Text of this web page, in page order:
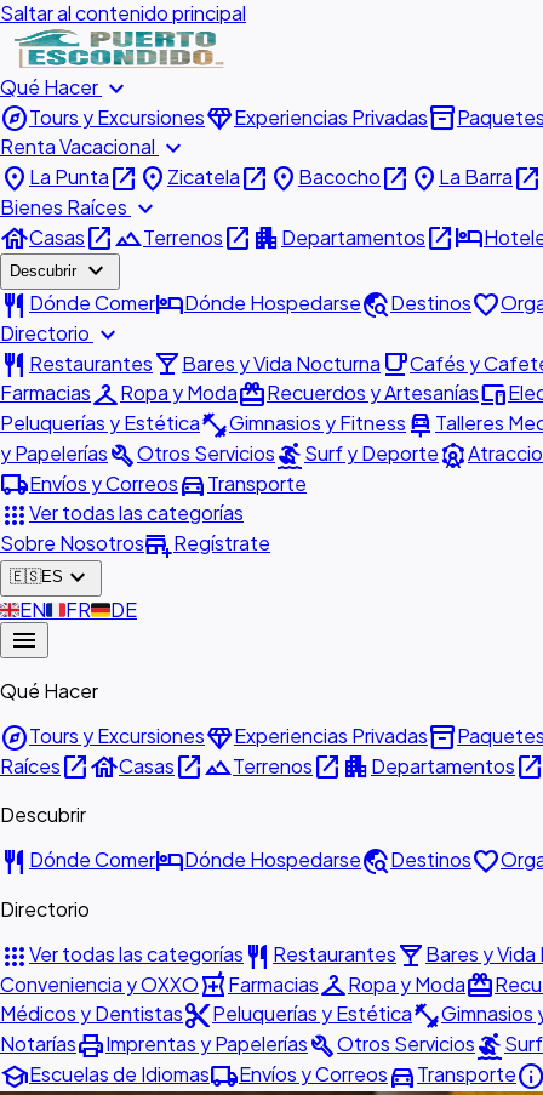
Saltar al contenido principal
Qué Hacer expand_more
exploreTours y ExcursionesdiamondExperiencias Privadasinventory_2Paquetes
Renta Vacacional expand_more
place La Puntaopen_in_new place Zicatelaopen_in_new place Bacochoopen_in_new place La Barraopen_in_new
Bienes Raíces expand_more
houseCasasopen_in_newlandscapeTerrenosopen_in_new apartmentDepartamentosopen_in_newhotel
Descubrir expand_more
restaurant Dónde ComerhotelDónde Hospedarsetravel_exploreDestinosfavorite
Directorio expand_more
restaurant Restauranteslocal_barBares y Vida Nocturna local_cafeCafés y
FarmaciascheckroomRopa y ModaredeemRecuerdos y Artesaníasdevices
Peluquerías y Estéticafitness_centerGimnasios y Fitness car_repair Talleres
y PapeleríasbuildOtros ServiciossurfingSurf y Deporteattractions
local_shippingEnvíos y Correosdirections_carTransporte
appsVer todas las categorías
Sobre Nosotrosadd_businessRegístrate
🇪🇸ES expand_more
🇬🇧EN🇫🇷FR🇩🇪DE
menu
Qué Hacer
exploreTours y ExcursionesdiamondExperiencias Privadasinventory_2Paquetes
Raícesopen_in_newhouseCasasopen_in_newlandscapeTerrenosopen_in_new apartmentDepartamentosopen_in_new
Descubrir
restaurant Dónde ComerhotelDónde Hospedarsetravel_exploreDestinosfavorite
Directorio
appsVer todas las categorías restaurant Restauranteslocal_barBares y
Conveniencia y OXXOlocal_pharmacyFarmaciascheckroomRopa y Modaredeem
Médicos y Dentistascontent_cutPeluquerías y Estéticafitness_centerGimnasios
NotaríasprintImprentas y PapeleríasbuildOtros Serviciossurfing
schoolEscuelas de Idiomaslocal_shippingEnvíos y Correosdirections_carTransporteinfo